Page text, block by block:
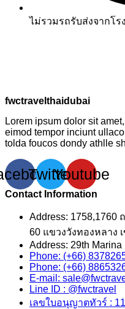
ไม่รวมรถรับส่งจากโร
fwctravelthaidubai
Lorem ipsum dolor sit
eimod tempor inciunt
tolda foucos dondy athlle
TwitterYoutube
Contact Information
Address:
60 แขวงวังทองหลาง
Address: 29th
Phone: (+66)
Phone: (+66)
E-mail:
Line ID : @fwctravel
เลขใบอนุญาตทัวร์ :